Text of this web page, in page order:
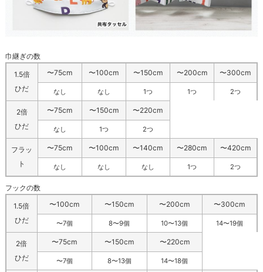
巾継ぎの数
1.5倍
ひだ
〜75cm 〜100cm 〜150cm 〜200cm 〜300cm
なし なし 1つ 1つ 2つ
2倍
ひだ
〜75cm 〜150cm 〜220cm
なし 1つ 2つ
フラッ
ト
〜75cm 〜100cm 〜140cm 〜280cm 〜420cm
なし なし なし 1つ 2つ
フックの数
1.5倍
ひだ
〜100cm 〜150cm 〜200cm 〜300cm
〜7個 8〜9個 10〜13個 14〜19個
2倍
ひだ
〜75cm 〜150cm 〜220cm
〜7個 8〜13個 14〜18個